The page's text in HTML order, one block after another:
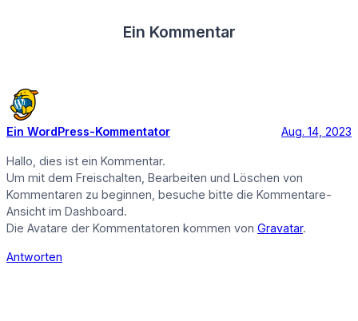
Ein Kommentar
Ein WordPress-Kommentator Aug. 14, 2023
Hallo, dies ist ein Kommentar.
Um mit dem Freischalten, Bearbeiten und Löschen von
Kommentaren zu beginnen, besuche bitte die Kommentare-
Ansicht im Dashboard.
Die Avatare der Kommentatoren kommen von Gravatar.
Antworten